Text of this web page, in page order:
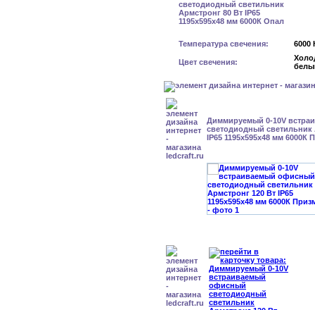
Температура свечения: 6000
Цвет свечения:
Диммируемый 0-10V
светодиодный светильник
IP65 1195x595x48 мм 6000К